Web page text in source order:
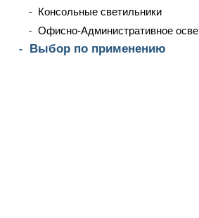
Консольные светильники
Офисно-Административное
Выбор по применению